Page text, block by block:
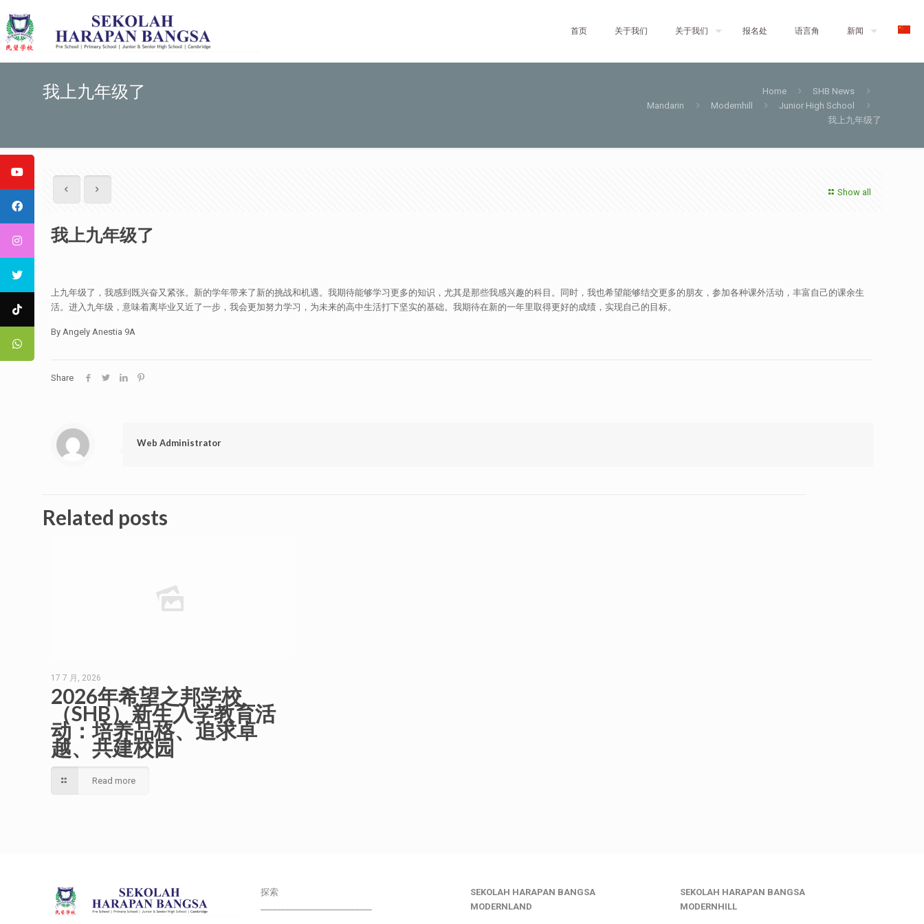
首页 关于我们 关于我们 报名处 语言角 新闻
我上九年级了 Home
SHB News
Mandarin
Modernhill
Junior High School
我上九年级了
Show all
我上九年级了
上九年级了，我感到既兴奋又紧张。新的学年带来了新的挑战和机遇。我期待能够学习更多的知识，尤其是那些我感兴趣的科目。同时，我也希望能够结交更多的朋友，参加各种课外活动，丰富自己的课余生
活。进入九年级，意味着离毕业又近了一步，我会更加努力学习，为未来的高中生活打下坚实的基础。我期待在新的一年里取得更好的成绩，实现自己的目标。
By Angely Anestia 9A
Share
Web Administrator
Related posts
17 7 月, 2026
2026年希望之邦学校
（SHB）新生入学教育活
动：培养品格、追求卓
越、共建校园
Read more
探索
SEKOLAH HARAPAN BANGSA
MODERNLAND
SEKOLAH HARAPAN BANGSA
MODERNHILL